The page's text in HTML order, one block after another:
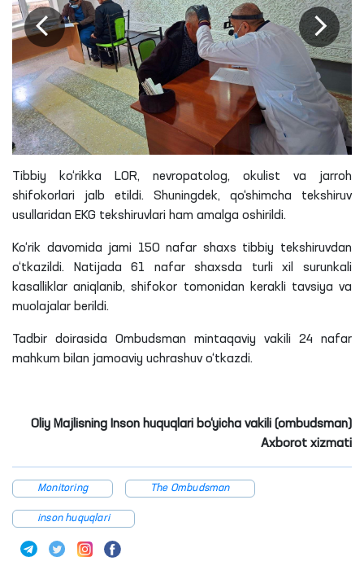
Tibbiy ko‘rikka LOR, nevropatolog, okulist va jarroh
shifokorlari jalb etildi. Shuningdek, qo‘shimcha tekshiruv
usullaridan EKG tekshiruvlari ham amalga oshirildi.
Ko‘rik davomida jami 150 nafar shaxs tibbiy tekshiruvdan
o‘tkazildi. Natijada 61 nafar shaxsda turli xil surunkali
kasalliklar aniqlanib, shifokor tomonidan kerakli tavsiya va
muolajalar berildi.
Tadbir doirasida Ombudsman mintaqaviy vakili 24 nafar
mahkum bilan jamoaviy uchrashuv o‘tkazdi.
Oliy Majlisning Inson huquqlari bo‘yicha vakili (ombudsman)
Axborot xizmati
Monitoring The Ombudsman
inson huquqlari